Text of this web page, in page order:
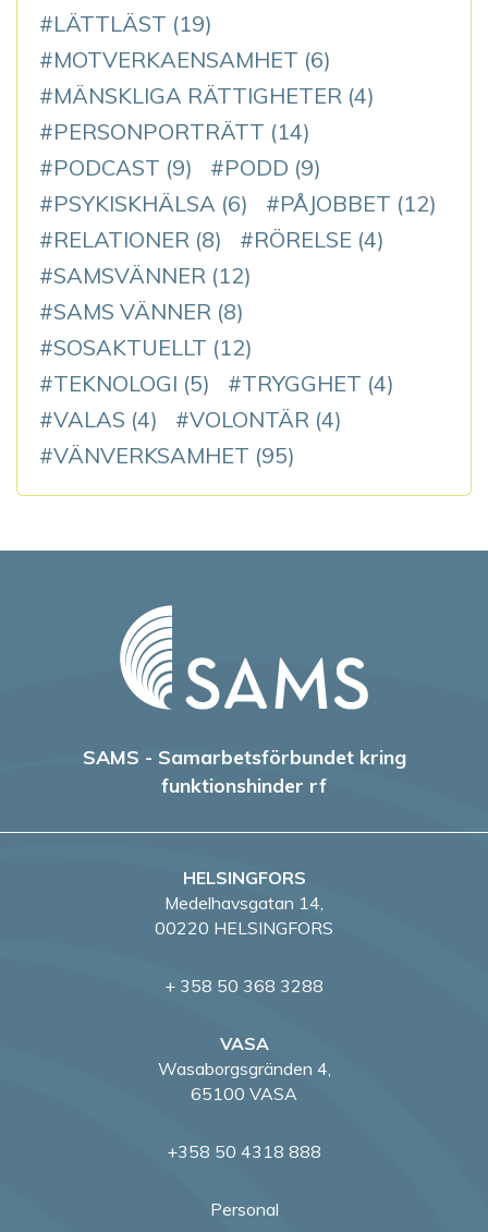
LÄTTLÄST (19)
MOTVERKAENSAMHET (6)
MÄNSKLIGA RÄTTIGHETER (4)
PERSONPORTRÄTT (14)
PODCAST (9) PODD (9)
PSYKISKHÄLSA (6) PÅJOBBET (12)
RELATIONER (8) RÖRELSE (4)
SAMSVÄNNER (12)
SAMS VÄNNER (8)
SOSAKTUELLT (12)
TEKNOLOGI (5) TRYGGHET (4)
VALAS (4) VOLONTÄR (4)
VÄNVERKSAMHET (95)
SAMS - Samarbetsförbundet kring
funktionshinder rf
HELSINGFORS
Medelhavsgatan 14,
00220 HELSINGFORS
+ 358 50 368 3288
VASA
Wasaborgsgränden 4,
65100 VASA
+358 50 4318 888
Personal